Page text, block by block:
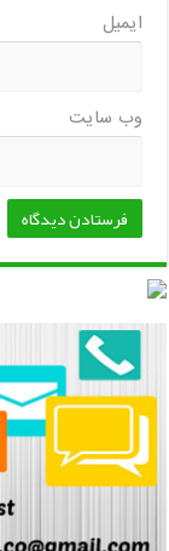
ایمیل
وب‌ سایت